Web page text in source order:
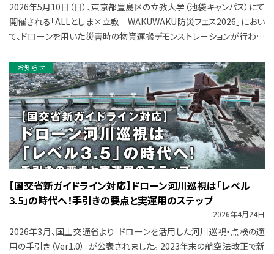
2026年5月10日（日）、東京都豊島区の立教大学（池袋キャンパス）にて
開催される「ALLとしま×立教 WAKUWAKU防災フェス2026」におい
て、ドローンを用いた災害時の物資運搬デモンストレーションが行われ
お知らせ
【国交省新ガイドライン対応】ドローン河川巡視は「レベル
3.5」の時代へ！手引きの要点と実運用のステップ
2026年4月24日
2026年3月、国土交通省より「ドローンを活用した河川巡視・点検の適
用の手引き（Ver1.0）」が公表されました。 2023年末の航空法改正で新